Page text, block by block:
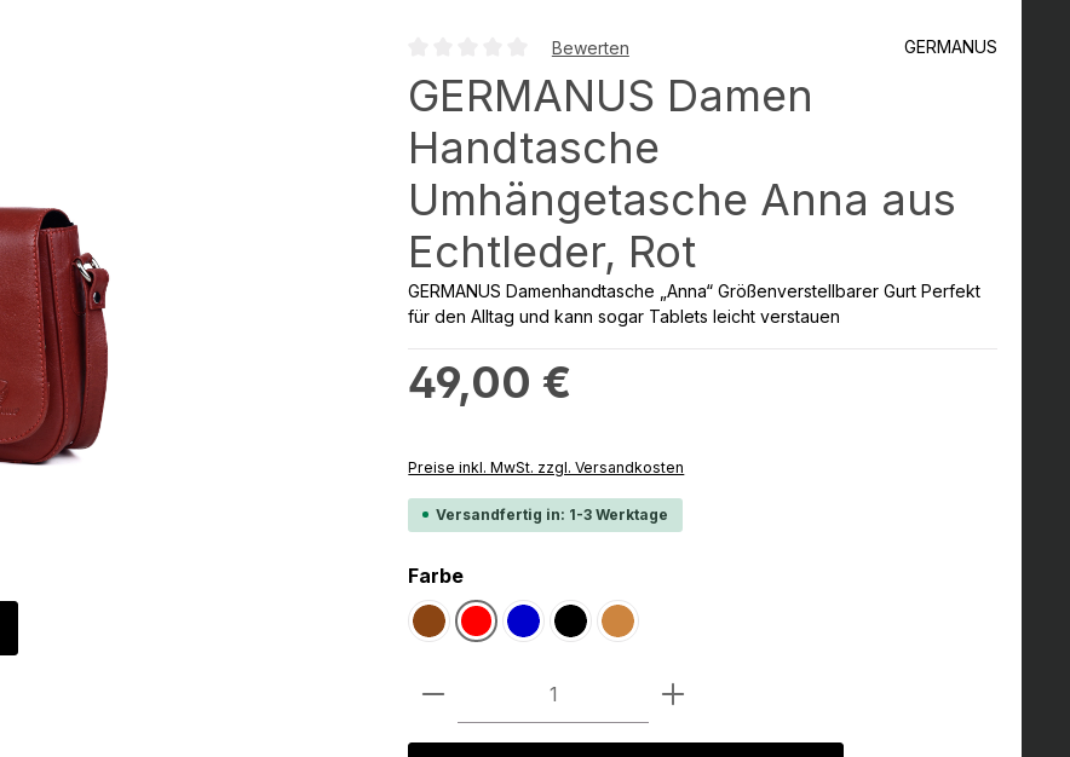
Bewerten GERMANUS
GERMANUS Damen
Handtasche
Umhängetasche Anna aus
Echtleder, Rot
GERMANUS Damenhandtasche „Anna“ Größenverstellbarer Gurt Perfekt
für den Alltag und kann sogar Tablets leicht verstauen
49,00 €
Preise inkl. MwSt. zzgl. Versandkosten
Versandfertig in: 1-3 Werktage
Farbeauswählen
Dunkelbraun
Rot Blau Schwarz
Braun
Produkt Anzahl: Gib den gewünschten Wert